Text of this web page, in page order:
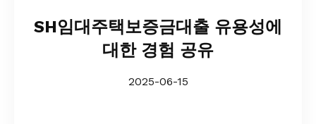
SH임대주택보증금대출 유용성에
대한 경험 공유
2025-06-15